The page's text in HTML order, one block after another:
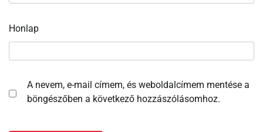
Honlap
A nevem, e-mail címem, és weboldalcímem mentése a
böngészőben a következő hozzászólásomhoz.